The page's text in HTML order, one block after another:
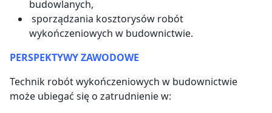
budowlanych,
sporządzania kosztorysów robót
wykończeniowych w budownictwie.
PERSPEKTYWY ZAWODOWE
Technik robót wykończeniowych w budownictwie
może ubiegać się o zatrudnienie w: